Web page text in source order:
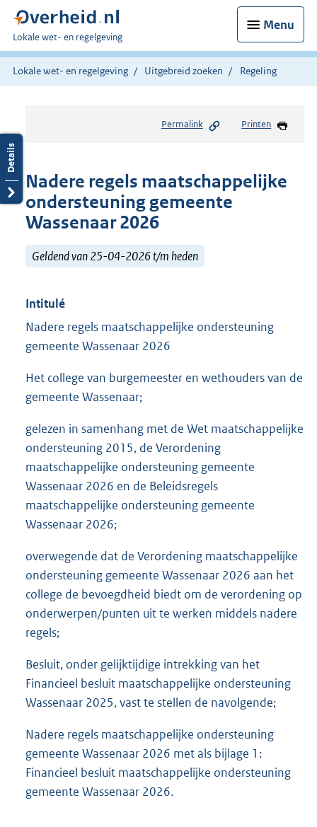
Menu
U
bent
hier:
Lokale wet- en regelgeving
Lokale wet- en regelgeving Uitgebreid zoeken Regeling
Permalink Printen
Nadere regels maatschappelijke
ondersteuning gemeente
Wassenaar 2026
Geldend van 25-04-2026 t/m heden
Intitulé
Nadere regels maatschappelijke ondersteuning
gemeente Wassenaar 2026
Het college van burgemeester en wethouders van de
gemeente Wassenaar;
gelezen in samenhang met de Wet maatschappelijke
ondersteuning 2015, de Verordening
maatschappelijke ondersteuning gemeente
Wassenaar 2026 en de Beleidsregels
maatschappelijke ondersteuning gemeente
Wassenaar 2026;
overwegende dat de Verordening maatschappelijke
ondersteuning gemeente Wassenaar 2026 aan het
college de bevoegdheid biedt om de verordening op
onderwerpen/punten uit te werken middels nadere
regels;
Besluit, onder gelijktijdige intrekking van het
Financieel besluit maatschappelijke ondersteuning
Wassenaar 2025, vast te stellen de navolgende;
Nadere regels maatschappelijke ondersteuning
gemeente Wassenaar 2026 met als bijlage 1:
Financieel besluit maatschappelijke ondersteuning
gemeente Wassenaar 2026.